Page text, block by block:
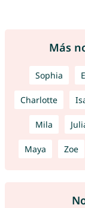
Más
Sophia
Charlotte
Mila
Maya Zoe